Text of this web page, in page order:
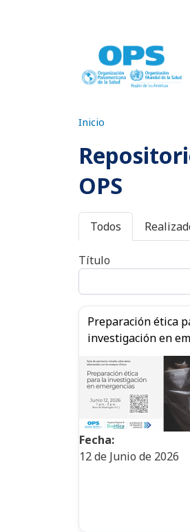
Inicio
OPS
Primary
Todos
Título
Preparación ética
investigación en
Fecha:
12 de Junio de 2026